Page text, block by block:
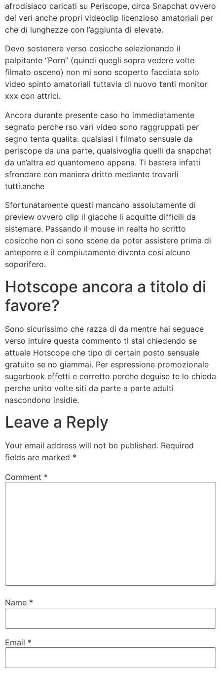
afrodisiaco caricati su Periscope, circa Snapchat ovvero
dei veri anche propri videoclip licenzioso amatoriali per
che di lunghezze con l’aggiunta di elevate.
Devo sostenere verso cosicche selezionando il
palpitante “Porn” (quindi quegli sopra vedere volte
filmato osceno) non mi sono scoperto facciata solo
video spinto amatoriali tuttavia di nuovo tanti monitor
xxx con attrici.
Ancora durante presente caso ho immediatamente
segnato perche rso vari video sono raggruppati per
segno tenta qualita: qualsiasi i filmato sensuale da
periscope da una parte, qualsivoglia quelli da snapchat
da un’altra ed quantomeno appena. Ti bastera infatti
sfrondare con maniera dritto mediante trovarli
tutti.anche
Sfortunatamente questi mancano assolutamente di
preview ovvero clip il giacche li acquitte difficili da
sistemare. Passando il mouse in realta ho scritto
cosicche non ci sono scene da poter assistere prima di
anteporre e il compiutamente diventa cosi alcuno
soporifero.
Hotscope ancora a titolo di
favore?
Sono sicurissimo che razza di da mentre hai seguace
verso intuire questa commento ti stai chiedendo se
attuale Hotscope che tipo di certain posto sensuale
gratuito se no giammai. Per espressione promozionale
sugarbook effetti e corretto perche deguise te lo chieda
perche unito volte siti da parte a parte adulti
nascondono insidie.
Leave a Reply
Your email address will not be published. Required
fields are marked *
Comment *
Name *
Email *